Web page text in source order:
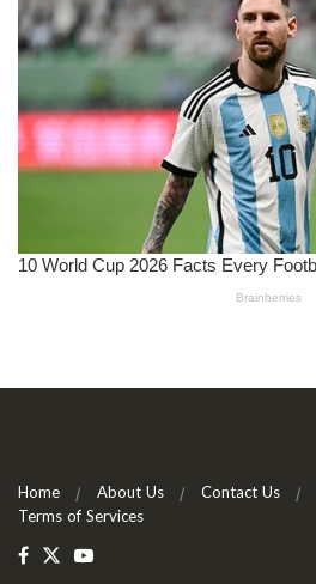
Home About Us Contact Us
Terms of Services